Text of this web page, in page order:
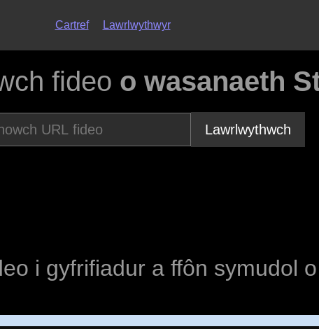
Cartref Lawrlwythwyr
fideo o wasanaeth
Lawrlwythwch
i gyfrifiadur a ffôn symudol o